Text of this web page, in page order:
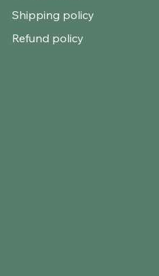
Shipping policy
Refund policy